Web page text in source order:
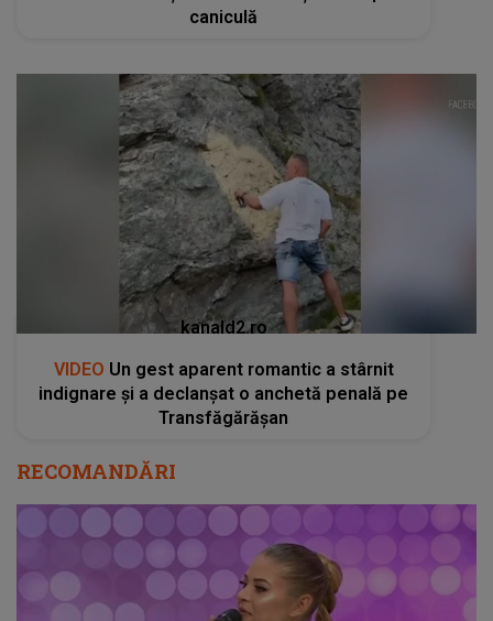
caniculă
kanald2.ro
VIDEO Un gest aparent romantic a stârnit
indignare și a declanșat o anchetă penală pe
Transfăgărășan
RECOMANDĂRI